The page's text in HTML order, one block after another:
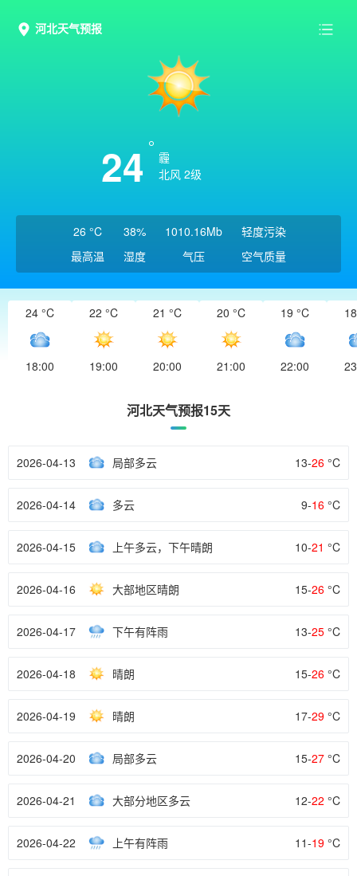
河北天气预报
24
霾
北风 2级
26 °C
最高温
38%
湿度
1010.16Mb
气压
轻度污染
空气质量
24 °C
18:00
22 °C
19:00
21 °C
20:00
20 °C
21:00
19 °C
22:00
河北天气预报15天
2026-04-13 局部多云 13-26 °C
2026-04-14 多云 9-16 °C
2026-04-15 上午多云，下午晴朗 10-21 °C
2026-04-16 大部地区晴朗 15-26 °C
2026-04-17 下午有阵雨 13-25 °C
2026-04-18 晴朗 15-26 °C
2026-04-19 晴朗 17-29 °C
2026-04-20 局部多云 15-27 °C
2026-04-21 大部分地区多云 12-22 °C
2026-04-22 上午有阵雨 11-19 °C